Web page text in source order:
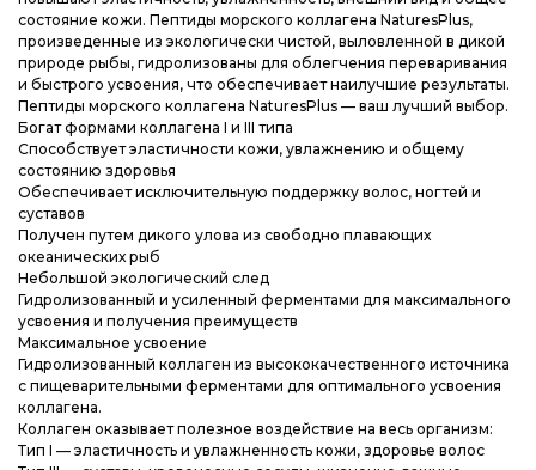
состояние кожи. Пептиды морского коллагена NaturesPlus,
произведенные из экологически чистой, выловленной в дикой
природе рыбы, гидролизованы для облегчения переваривания
и быстрого усвоения, что обеспечивает наилучшие результаты.
Пептиды морского коллагена NaturesPlus — ваш лучший выбор.
Богат формами коллагена I и III типа
Способствует эластичности кожи, увлажнению и общему
состоянию здоровья
Обеспечивает исключительную поддержку волос, ногтей и
суставов
Получен путем дикого улова из свободно плавающих
океанических рыб
Небольшой экологический след
Гидролизованный и усиленный ферментами для максимального
усвоения и получения преимуществ
Максимальное усвоение
Гидролизованный коллаген из высококачественного источника
с пищеварительными ферментами для оптимального усвоения
коллагена.
Коллаген оказывает полезное воздействие на весь организм:
Тип I — эластичность и увлажненность кожи, здоровье волос